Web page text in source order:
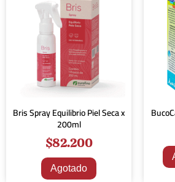
Bris Spray Equilibrio Piel Seca x
200ml
$82.200
Agotado